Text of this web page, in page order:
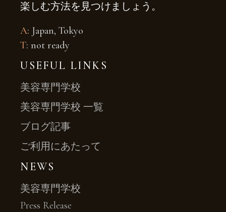
楽しむ方法を見つけましょう。
A: Japan, Tokyo
T: not ready
USEFUL LINKS
美容専門学校
美容専門学校 一覧
ブログ記事
ご利用にあたって
NEWS
美容専門学校
Press Release